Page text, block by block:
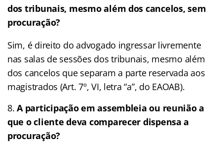
dos tribunais, mesmo além dos cancelos, sem
procuração?
Sim, é direito do advogado ingressar livremente
nas salas de sessões dos tribunais, mesmo além
dos cancelos que separam a parte reservada aos
magistrados (Art. 7º, VI, letra “a”, do EAOAB).
A participação em assembleia ou reunião a
que o cliente deva comparecer dispensa a
procuração?